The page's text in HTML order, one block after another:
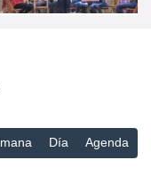
Día Agenda